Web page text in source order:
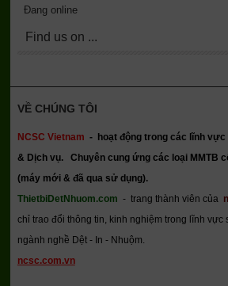
Đang online
Find us on ...
VỀ CHÚNG TÔI
NCSC Vietnam - hoạt động trong các lĩnh
& Dịch vụ. Chuyên cung ứng các loại MMTB
(máy mới & đã qua sử dụng).
ThietbiDetNhuom.com - trang thành viên của
chỉ trao đổi thông tin, kinh nghiệm trong lĩnh vực
ngành nghề Dệt - In - Nhuộm.
ncsc.com.vn